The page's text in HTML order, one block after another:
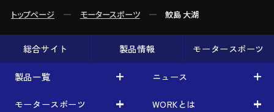
トップページ モータースポーツ 鮫島 大湖
総合サイト 製品情報 モータースポーツ
製品一覧
製品一覧
ニュース
ニュース
モータースポーツ WORKとは